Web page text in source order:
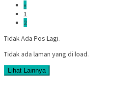
«
1
2
Tidak Ada Pos Lagi.
Tidak ada laman yang di load.
Lihat Lainnya